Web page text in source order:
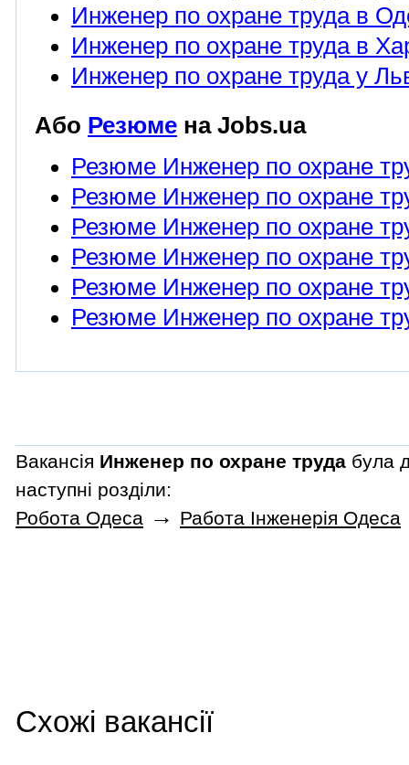
Инженер по охране труда в
Инженер по охране труда в
Инженер по охране труда у
Або Резюме на Jobs.ua
Резюме Инженер по охране
Резюме Инженер по охране
Резюме Инженер по охране
Резюме Инженер по охране
Резюме Инженер по охране
Резюме Инженер по охране
Вакансія Инженер по охране труда була
наступні розділи:
Робота Одеса → Работа Інженерія Одеса
Схожі вакансії